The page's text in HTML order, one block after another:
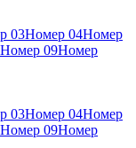
03Номер 04Номер
Номер 09Номер
03Номер 04Номер
Номер 09Номер